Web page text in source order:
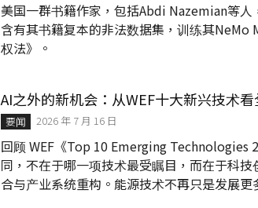
美国一群书籍作家，包括Abdi Nazemian等
含有其书籍复本的非法数据集，训练其
权法》。
AI之外的新机会：从WEF十大新兴技术
要闻 2026 年 7 月 16 日
回顾 WEF《Top 10 Emerging Technologies
同，不在于哪一项技术最受瞩目，而在于科
合与产业系统重构。能源技术不再只是发展